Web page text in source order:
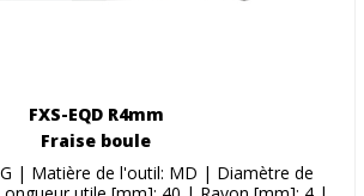
FXS-EQD R4mm
Fraise boule
| Matière de l'outil: MD | Diamètre de